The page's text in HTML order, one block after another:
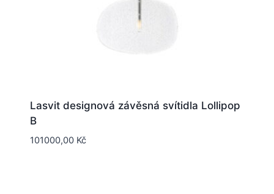
Lasvit designová závěsná svítidla Lollipop
B
101000,00 Kč